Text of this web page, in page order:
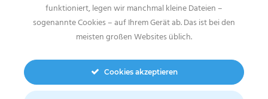
Impressum & Datenschutz
Search
funktioniert, legen wir manchmal kleine Dateien –
sogenannte Cookies – auf Ihrem Gerät ab. Das ist bei den
meisten großen Websites üblich.
Cookies akzeptieren